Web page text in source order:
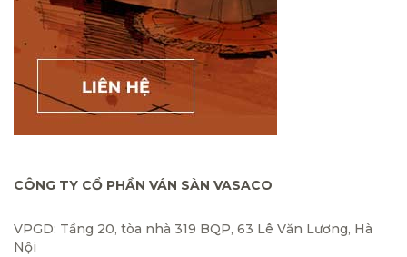
CÔNG TY CỔ PHẦN VÁN SÀN VASACO
VPGD: Tầng 20, tòa nhà 319 BQP, 63 Lê Văn Lương, Hà
Nội